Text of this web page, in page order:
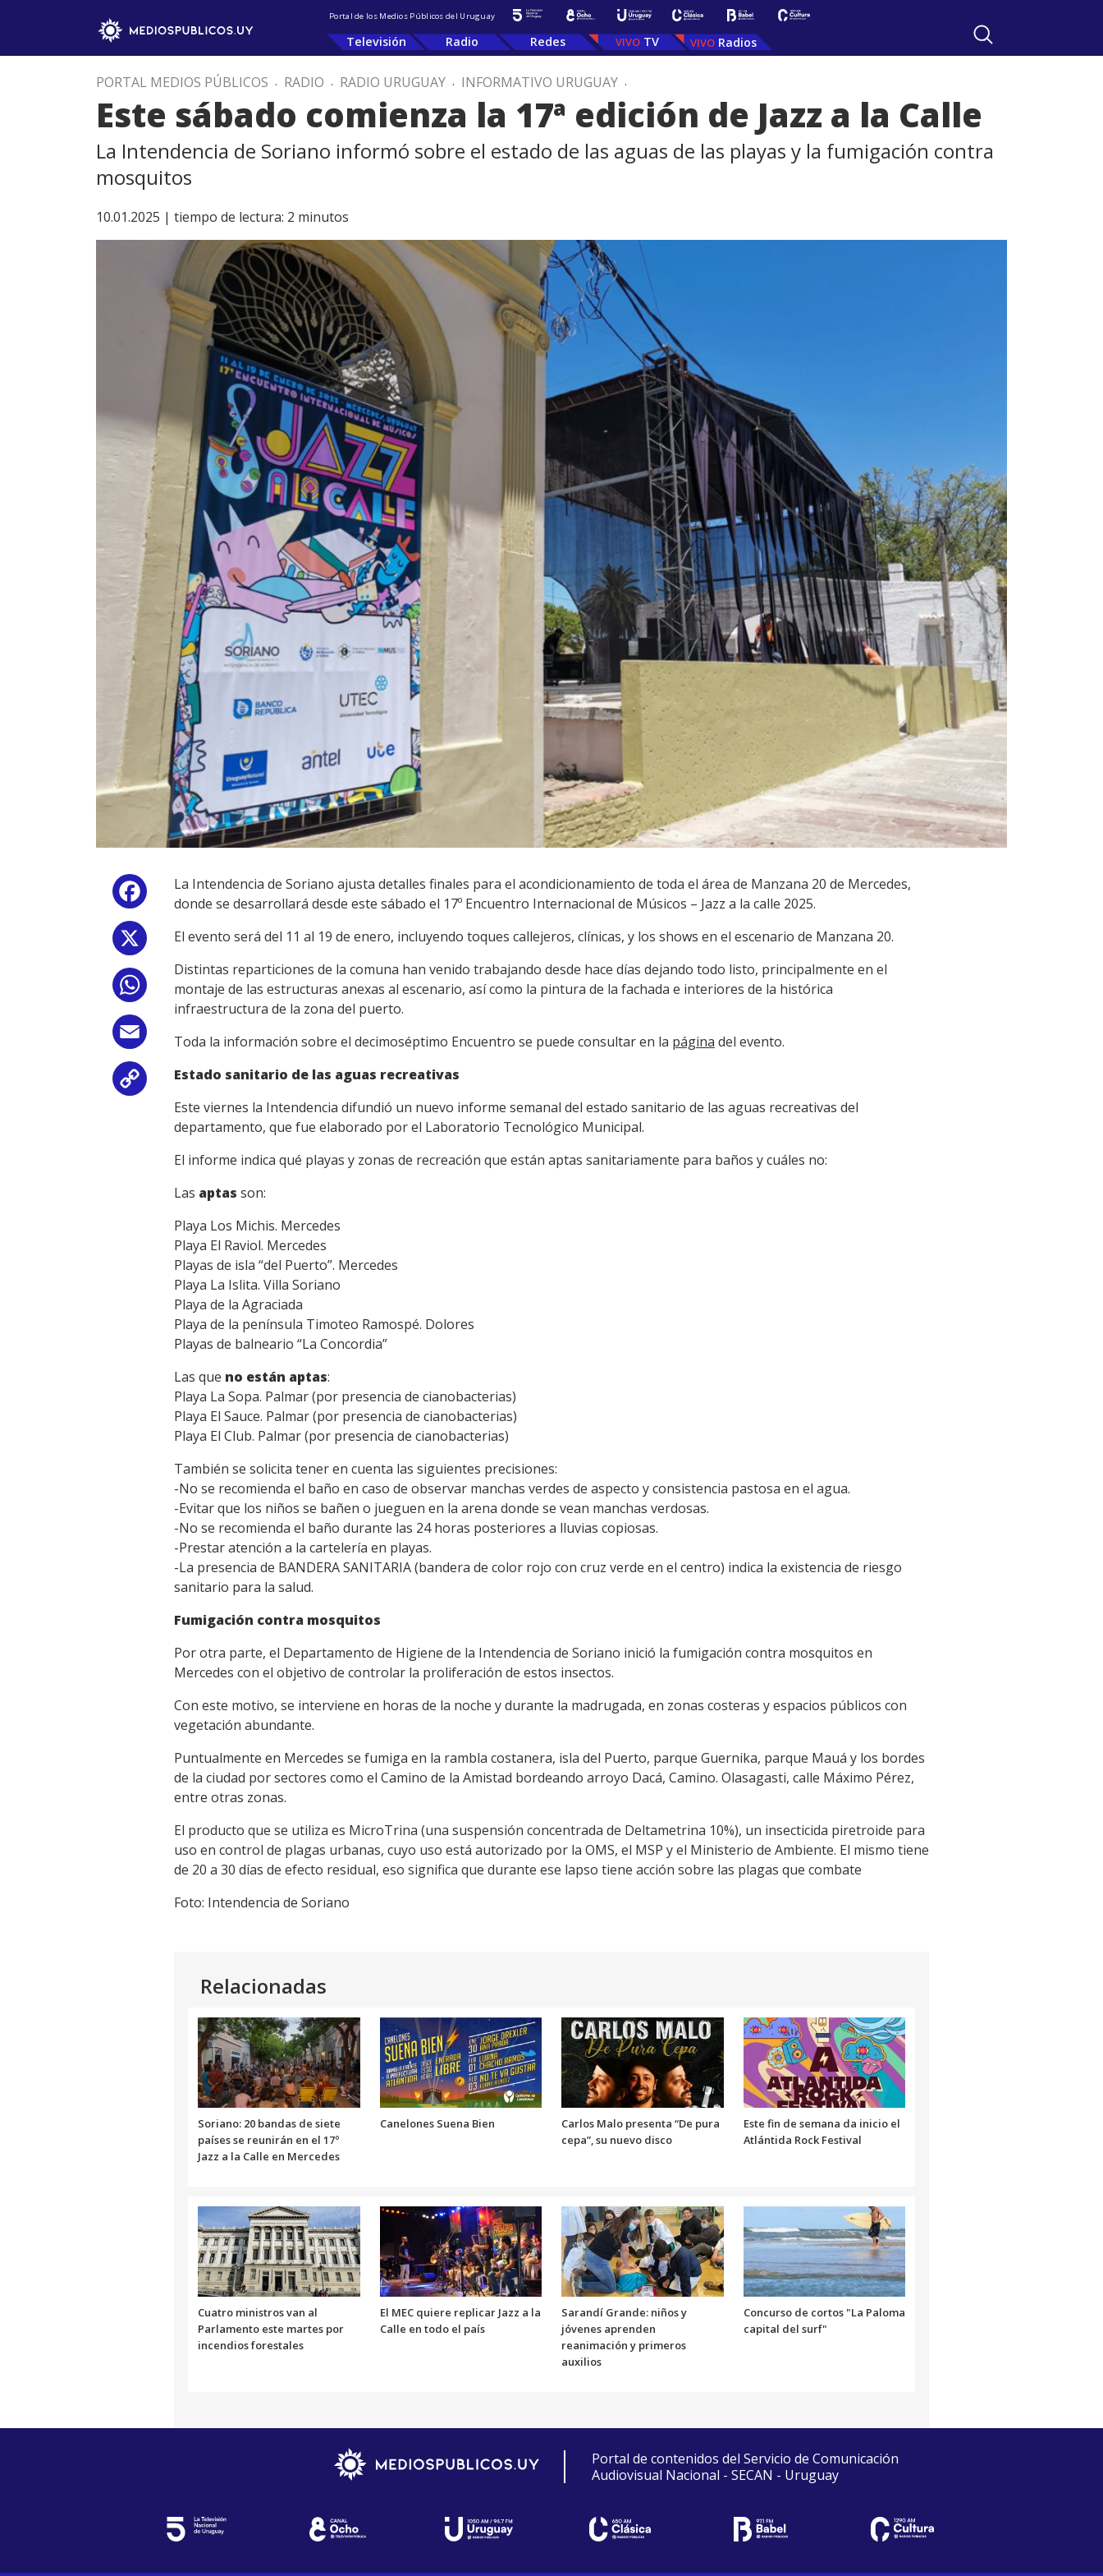
Portal de los Medios Públicos del Uruguay
Televisión Radio Redes TV Radios
PORTAL MEDIOS PÚBLICOS . RADIO . RADIO URUGUAY . INFORMATIVO URUGUAY .
Este sábado comienza la 17ª edición de Jazz a la Calle
La Intendencia de Soriano informó sobre el estado de las aguas de las playas y la fumigación contra
mosquitos
10.01.2025 | tiempo de lectura: 2 minutos
Facebook
WhatsApp
Email
Copy
Link
La Intendencia de Soriano ajusta detalles finales para el acondicionamiento de toda el área de Manzana 20 de Mercedes,
donde se desarrollará desde este sábado el 17º Encuentro Internacional de Músicos – Jazz a la calle 2025.
El evento será del 11 al 19 de enero, incluyendo toques callejeros, clínicas, y los shows en el escenario de Manzana 20.
Distintas reparticiones de la comuna han venido trabajando desde hace días dejando todo listo, principalmente en el
montaje de las estructuras anexas al escenario, así como la pintura de la fachada e interiores de la histórica
infraestructura de la zona del puerto.
Toda la información sobre el decimoséptimo Encuentro se puede consultar en la página del evento.
Estado sanitario de las aguas recreativas
Este viernes la Intendencia difundió un nuevo informe semanal del estado sanitario de las aguas recreativas del
departamento, que fue elaborado por el Laboratorio Tecnológico Municipal.
El informe indica qué playas y zonas de recreación que están aptas sanitariamente para baños y cuáles no:
Las aptas son:
Playa Los Michis. Mercedes
Playa El Raviol. Mercedes
Playas de isla “del Puerto”. Mercedes
Playa La Islita. Villa Soriano
Playa de la Agraciada
Playa de la península Timoteo Ramospé. Dolores
Playas de balneario “La Concordia”
Las que no están aptas:
Playa La Sopa. Palmar (por presencia de cianobacterias)
Playa El Sauce. Palmar (por presencia de cianobacterias)
Playa El Club. Palmar (por presencia de cianobacterias)
También se solicita tener en cuenta las siguientes precisiones:
-No se recomienda el baño en caso de observar manchas verdes de aspecto y consistencia pastosa en el agua.
-Evitar que los niños se bañen o jueguen en la arena donde se vean manchas verdosas.
-No se recomienda el baño durante las 24 horas posteriores a lluvias copiosas.
-Prestar atención a la cartelería en playas.
-La presencia de BANDERA SANITARIA (bandera de color rojo con cruz verde en el centro) indica la existencia de riesgo
sanitario para la salud.
Fumigación contra mosquitos
Por otra parte, el Departamento de Higiene de la Intendencia de Soriano inició la fumigación contra mosquitos en
Mercedes con el objetivo de controlar la proliferación de estos insectos.
Con este motivo, se interviene en horas de la noche y durante la madrugada, en zonas costeras y espacios públicos con
vegetación abundante.
Puntualmente en Mercedes se fumiga en la rambla costanera, isla del Puerto, parque Guernika, parque Mauá y los bordes
de la ciudad por sectores como el Camino de la Amistad bordeando arroyo Dacá, Camino. Olasagasti, calle Máximo Pérez,
entre otras zonas.
El producto que se utiliza es MicroTrina (una suspensión concentrada de Deltametrina 10%), un insecticida piretroide para
uso en control de plagas urbanas, cuyo uso está autorizado por la OMS, el MSP y el Ministerio de Ambiente. El mismo tiene
de 20 a 30 días de efecto residual, eso significa que durante ese lapso tiene acción sobre las plagas que combate
Foto: Intendencia de Soriano
Relacionadas
Soriano: 20 bandas de siete
países se reunirán en el 17º
Jazz a la Calle en Mercedes
Canelones Suena Bien
Carlos Malo presenta “De pura
cepa”, su nuevo disco
Este fin de semana da inicio el
Atlántida Rock Festival
Cuatro ministros van al
Parlamento este martes por
incendios forestales
El MEC quiere replicar Jazz a la
Calle en todo el país
Sarandí Grande: niños y
jóvenes aprenden
reanimación y primeros
auxilios
Concurso de cortos "La Paloma
capital del surf"
Portal de contenidos del Servicio de Comunicación
Audiovisual Nacional - SECAN - Uruguay